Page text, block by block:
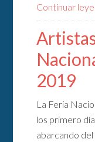
Continuar
2019
La Feria
los primero
abarcando